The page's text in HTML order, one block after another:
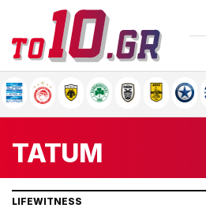
TATUM
LIFEWITNESS